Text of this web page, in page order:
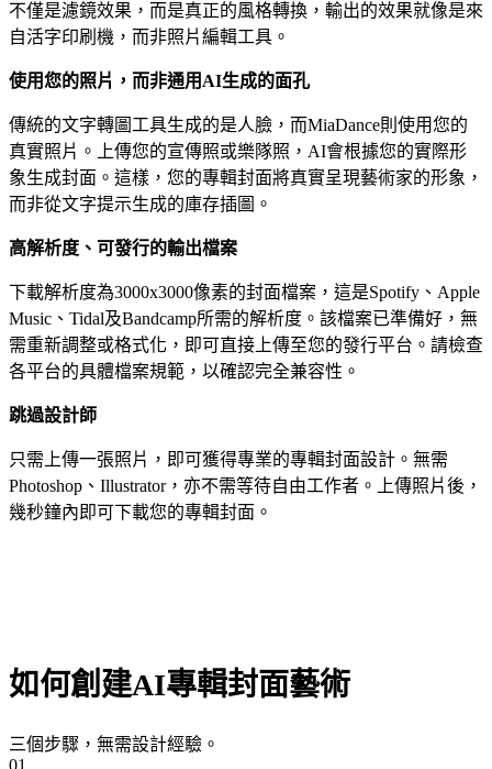
不僅是濾鏡效果，而是真正的風格轉換，輸出的效果就像是來
自活字印刷機，而非照片編輯工具。
使用您的照片，而非通用AI生成的面孔
傳統的文字轉圖工具生成的是人臉，而MiaDance則使用您的
真實照片。上傳您的宣傳照或樂隊照，AI會根據您的實際形
象生成封面。這樣，您的專輯封面將真實呈現藝術家的形象，
而非從文字提示生成的庫存插圖。
高解析度、可發行的輸出檔案
下載解析度為3000x3000像素的封面檔案，這是Spotify、Apple
Music、Tidal及Bandcamp所需的解析度。該檔案已準備好，無
需重新調整或格式化，即可直接上傳至您的發行平台。請檢查
各平台的具體檔案規範，以確認完全兼容性。
跳過設計師
只需上傳一張照片，即可獲得專業的專輯封面設計。無需
Photoshop、Illustrator，亦不需等待自由工作者。上傳照片後，
幾秒鐘內即可下載您的專輯封面。
如何創建AI專輯封面藝術
三個步驟，無需設計經驗。
01